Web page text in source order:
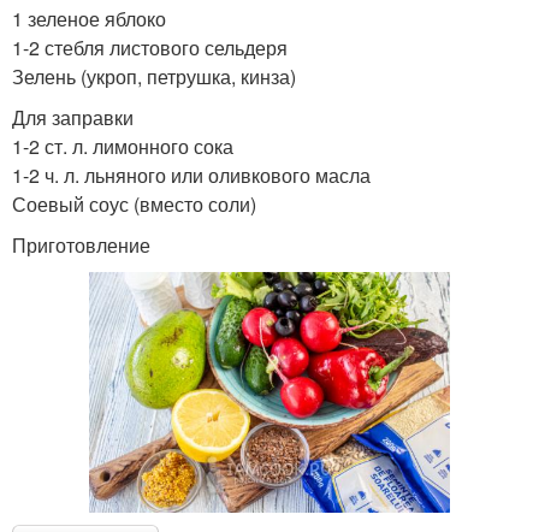
1 зеленое яблоко
1-2 стебля листового сельдеря
Зелень (укроп, петрушка, кинза)
Для заправки
1-2 ст. л. лимонного сока
1-2 ч. л. льняного или оливкового масла
Соевый соус (вместо соли)
Приготовление